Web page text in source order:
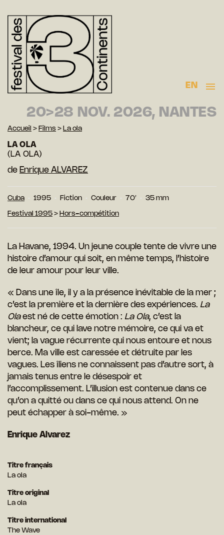
EN
20>28 NOV. 2026, NANTES
Accueil > Films > La ola
LA OLA
(LA OLA)
de Enrique ALVAREZ
Cuba 1995 Fiction Couleur 70′ 35 mm
Festival 1995 > Hors-compétition
La Havane, 1994. Un jeune couple tente de vivre une
histoire d’amour qui soit, en même temps, l’histoire
de leur amour pour leur ville.
« Dans une île, il y a la présence inévitable de la mer ;
c’est la première et la dernière des expériences. La
Olaest né de cette émotion : La Ola, c’est la
blancheur, ce qui lave notre mémoire, ce qui va et
vient; la vague récurrente qui nous entoure et nous
berce. Ma ville est caressée et détruite par les
vagues. Les îliens ne connaissent pas d’autre sort, à
jamais tenus entre le désespoir et
l’accomplissement. L’illusion est contenue dans ce
qu’on a quitté ou dans ce qui nous attend. On ne
peut échapper à soi-même. »
Enrique Alvarez
Titre français
La ola
Titre original
La ola
Titre international
The Wave